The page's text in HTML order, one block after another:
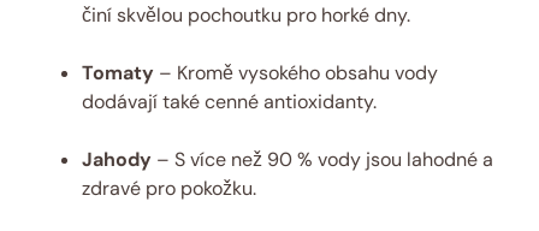
činí skvělou pochoutku pro horké dny.
Tomaty – Kromě vysokého obsahu vody
dodávají také cenné antioxidanty.
Jahody – S více než 90 % vody jsou lahodné a
zdravé pro pokožku.